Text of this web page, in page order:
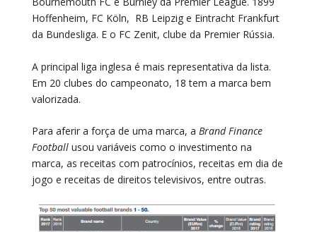
Hoffenheim, FC Köln, RB Leipzig e Eintracht Frankfurt
da Bundesliga. E o FC Zenit, clube da Premier Rússia.
A principal liga inglesa é mais representativa da lista.
Em 20 clubes do campeonato, 18 tem a marca bem
valorizada.
Para aferir a força de uma marca, a Brand Finance
Footballusou variáveis como o investimento na
marca, as receitas com patrocínios, receitas em dia de
jogo e receitas de direitos televisivos, entre outras.